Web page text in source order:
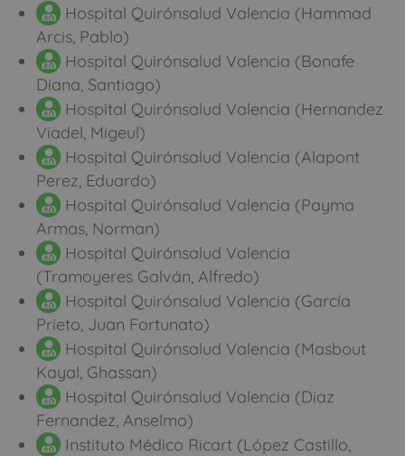
Hospital Quirónsalud Valencia (Hammad
Arcis, Pablo)
Hospital Quirónsalud Valencia (Bonafe
Diana, Santiago)
Hospital Quirónsalud Valencia (Hernandez
Viadel, Migeul)
Hospital Quirónsalud Valencia (Alapont
Perez, Eduardo)
Hospital Quirónsalud Valencia (Payma
Armas, Norman)
Hospital Quirónsalud Valencia
(Tramoyeres Galván, Alfredo)
Hospital Quirónsalud Valencia (García
Prieto, Juan Fortunato)
Hospital Quirónsalud Valencia (Masbout
Kayal, Ghassan)
Hospital Quirónsalud Valencia (Diaz
Fernandez, Anselmo)
Instituto Médico Ricart (López Castillo,